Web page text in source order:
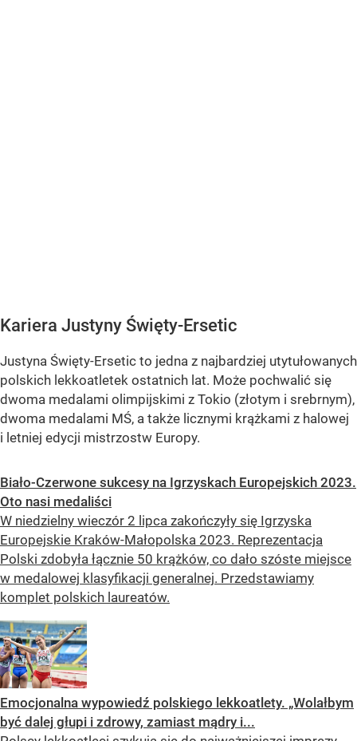
Kariera Justyny Święty-Ersetic
Justyna Święty-Ersetic to jedna z najbardziej utytułowanych
polskich lekkoatletek ostatnich lat. Może pochwalić się
dwoma medalami olimpijskimi z Tokio (złotym i srebrnym),
dwoma medalami MŚ, a także licznymi krążkami z halowej
i letniej edycji mistrzostw Europy.
Biało-Czerwone sukcesy na Igrzyskach Europejskich 2023.
Oto nasi medaliści
W niedzielny wieczór 2 lipca zakończyły się Igrzyska
Europejskie Kraków-Małopolska 2023. Reprezentacja
Polski zdobyła łącznie 50 krążków, co dało szóste miejsce
w medalowej klasyfikacji generalnej. Przedstawiamy
komplet polskich laureatów.
Emocjonalna wypowiedź polskiego lekkoatlety. „Wolałbym
być dalej głupi i zdrowy, zamiast mądry i...